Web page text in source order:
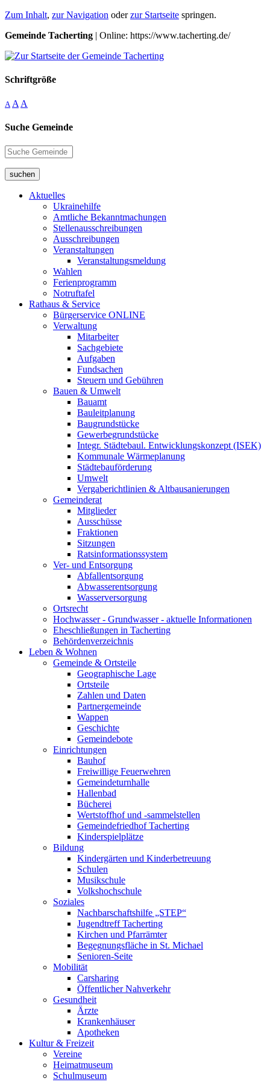
Zum Inhalt, zur Navigation oderzur Startseite springen.
Gemeinde Tacherting | Online: https://www.tacherting.de/
Schriftgröße
A A A
Suche Gemeinde
suchen
Aktuelles
Ukrainehilfe
Amtliche Bekanntmachungen
Stellenausschreibungen
Ausschreibungen
Veranstaltungen
Veranstaltungsmeldung
Wahlen
Ferienprogramm
Notruftafel
Rathaus & Service
Bürgerservice ONLINE
Verwaltung
Mitarbeiter
Sachgebiete
Aufgaben
Fundsachen
Steuern und Gebühren
Bauen & Umwelt
Bauamt
Bauleitplanung
Baugrundstücke
Gewerbegrundstücke
Integr. Städtebaul. Entwicklungskonzept (ISEK)
Kommunale Wärmeplanung
Städtebauförderung
Umwelt
Vergaberichtlinien & Altbausanierungen
Gemeinderat
Mitglieder
Ausschüsse
Fraktionen
Sitzungen
Ratsinformationssystem
Ver- und Entsorgung
Abfallentsorgung
Abwasserentsorgung
Wasserversorgung
Ortsrecht
Hochwasser - Grundwasser - aktuelle Informationen
Eheschließungen in Tacherting
Behördenverzeichnis
Leben & Wohnen
Gemeinde & Ortsteile
Geographische Lage
Ortsteile
Zahlen und Daten
Partnergemeinde
Wappen
Geschichte
Gemeindebote
Einrichtungen
Bauhof
Freiwillige Feuerwehren
Gemeindeturnhalle
Hallenbad
Bücherei
Wertstoffhof und -sammelstellen
Gemeindefriedhof Tacherting
Kinderspielplätze
Bildung
Kindergärten und Kinderbetreuung
Schulen
Musikschule
Volkshochschule
Soziales
Nachbarschaftshilfe „STEP“
Jugendtreff Tacherting
Kirchen und Pfarrämter
Begegnungsfläche in St. Michael
Senioren-Seite
Mobilität
Carsharing
Öffentlicher Nahverkehr
Gesundheit
Ärzte
Krankenhäuser
Apotheken
Kultur & Freizeit
Vereine
Heimatmuseum
Schulmuseum